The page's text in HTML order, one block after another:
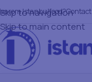
Skip to navigation
Skip to main content
Istanbulfood?Contact